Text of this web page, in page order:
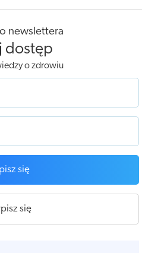
newslettera
dostęp
o zdrowiu
się
się